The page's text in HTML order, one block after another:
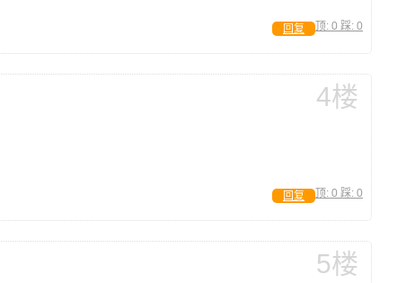
顶: 0 踩: 0
回复
4楼
顶: 0 踩: 0
回复
5楼